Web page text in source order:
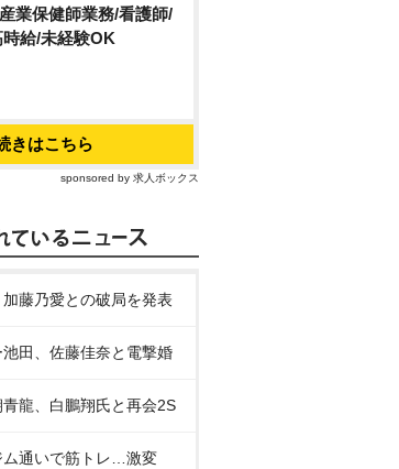
業保健師業務/看護師/
給/未経験OK
きはこちら
sponsored by 求人ボックス
藤乃愛との破局を発表
池田、佐藤佳奈と電撃婚
龍、白鵬翔氏と再会2S
ム通いで筋トレ…激変